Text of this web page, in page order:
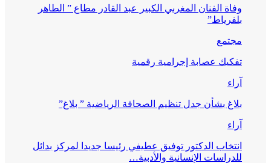
وفاة الفنان المغربي الكبير عبد القادر مطاع ” الطاهر
بلفرياط”
مجتمع
تفكيك عصابة إجرامية رقمية
آراء
بلاغ بشأن جدل تنظيم الصحافة الرياضية ” بلاغ”
آراء
انتخاب الدكتور توفيق عطيفي رئيسا جديدا لمركز بدائل
للدراسات الإنسانية والأدبية…